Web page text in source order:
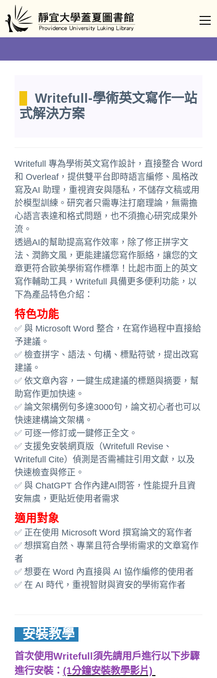
到
主
內
Writefull-學術英文寫作一站
式解決方案
Writefull 專為學術英文寫作設計，直接整合 Word
和 Overleaf，提供雙平台即時語言編修、風格改
寫及AI 助理，重視資安與隱私，不儲存文稿或用
於模型訓練。研究者只需專注打磨理論，無需擔
心語言表達和格式問題，也不須擔心研究成果外
流。
透過AI的幫助提高寫作效率，除了修正拼字文
法、潤飾文風，更能建議您寫作脈絡，讓您的文
章更符合歐美學術寫作標準！比起市面上的英文
寫作輔助工具，Writefull 具備更多便利功能，以
下為產品特色介紹：
特色功能
✅ 與 Microsoft Word 整合，在寫作過程中直接給
予建議。
✅ 檢查拼字、語法、句構、標點符號，提出改寫
建議。
✅ 依文章內容，一鍵生成建議的標題與摘要，幫
助寫作更加快速。
✅ 論文架構例句多達3000句，論文初心者也可以
快速建構論文架構。
✅ 可逐一修訂或一鍵修正全文。
✅ 支援免安裝網頁版（Writefull Revise、
Writefull Cite）偵測是否需補註引用文獻，以及
快速檢查與修正。
✅ 與 ChatGPT 合作內建AI問答，性能提升且資
安無虞，更貼近使用者需求
適用對象
✅ 正在使用 Microsoft Word 撰寫論文的寫作者
✅ 想撰寫自然、專業且符合學術需求的文章寫作
者
✅ 想要在 Word 內直接與 AI 協作編修的使用者
✅ 在 AI 時代，重視智財與資安的學術寫作者
安裝教學
首次使用Writefull須先請用戶進行以下步驟
進行安裝： (1分鐘安裝教學影片)